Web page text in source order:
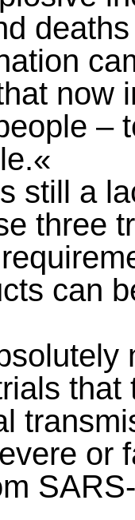
now
–
still a
three
can
that
or